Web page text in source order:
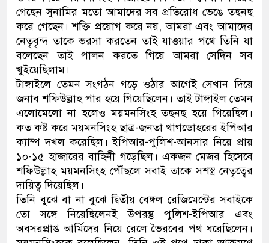
গেছেন সুনামির মতো আমাদের সব প্রতিরোধ ভেঙে তছনছ
করে গেছেন। শক্তি প্রয়োগ করে নয়, আমরা এবং আমাদের
নেতৃবৃন্দ তাকে ভরসা করতেন তাই যাওয়ার পথে তিনি যা
বলেছেন তাই পালন করতে গিয়ে আমরা সেদিন সব
খুইয়েছিলাম।
টাঙ্গাইলে তেমন সংগঠন গড়ে ওঠার আগেই সেখান দিয়ে
জনাব শফিউল্লাহ পার হয়ে গিয়েছিলেন। তাই টাঙ্গাইল তেমন
এলোমেলো না হলেও ময়মনসিংহ তছনছ হয়ে গিয়েছিল।
কত কষ্ট করে ময়মনসিংহ ছাত্র-জনতা খাগডোহরের ইপিআর
ক্যাম্প দখল করেছিল। ইপিআর-পুলিশ-আনসার নিয়ে প্রায়
১০-১৫ হাজারের বাহিনী গড়েছিল। একজন মেজর হিসেবে
শফিউল্লাহ ময়মনসিংহ পৌঁছলে সবাই তাকে সশস্ত্র নেতৃত্বের
দায়িত্ব দিয়েছিল।
তিনি বুঝে বা না বুঝে দ্বিতীয় বেঙ্গল রেজিমেন্টের সবাইকে
তো সঙ্গে নিয়েছিলেনই উপরন্তু পুলিশ-ইপিআর এবং
অবসরপ্রাপ্ত আর্মিদের নিয়ে রেলে ভৈরবের পথ ধরেছিলেন।